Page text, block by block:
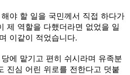
야 할 일을 국민께서 직접 하다가
제 역할을 다했더라면 없었을 일
이같이 적었습니다.
에 맡기고 편히 쉬시라며 유족분
진심 어린 위로를 전한다고 덧붙